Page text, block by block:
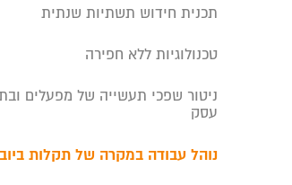
תכנית חידוש תשתיות שנתית
טכנולוגיות ללא חפירה
ניטור שפכי תעשייה של מפעלים
עסק
נוהל עבודה במקרה של תקלות ביוב